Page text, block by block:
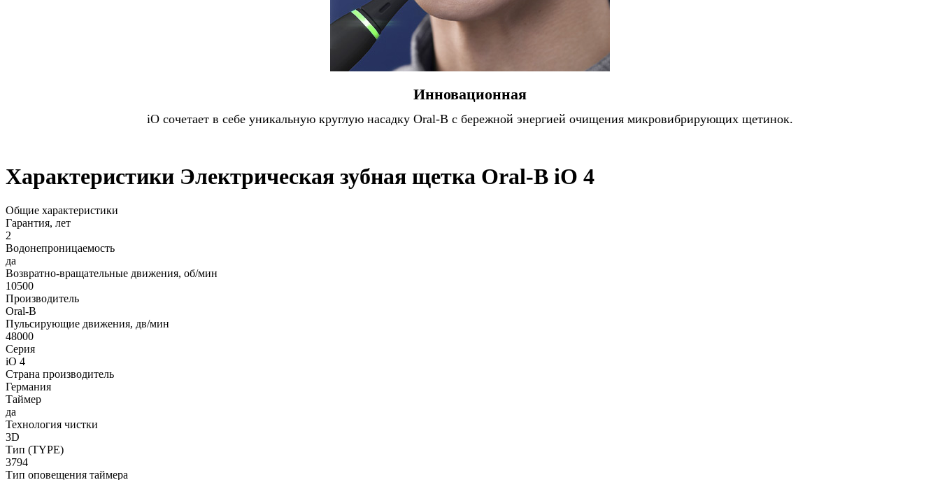
Инновационная
iO сочетает в себе уникальную круглую насадку Oral-B с бережной энергией очищения микровибрирующих щетинок.
Характеристики Электрическая зубная щетка Oral-B iO 4
Общие характеристики
Гарантия, лет
2
Водонепроницаемость
да
Возвратно-вращательные движения, об/мин
10500
Производитель
Oral-B
Пульсирующие движения, дв/мин
48000
Серия
iO 4
Страна производитель
Германия
Таймер
да
Технология чистки
3D
Тип (TYPE)
3794
Тип оповещения таймера